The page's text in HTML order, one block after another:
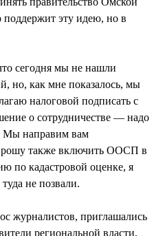
поддержит эту идею, но в
сегодня мы не нашли
но, как мне показалось, мы
налоговой подписать с
о сотрудничестве — надо
Мы направим вам
также включить ООСП в
по кадастровой оценке, я
не позвали.
журналистов, приглашались
региональной власти,